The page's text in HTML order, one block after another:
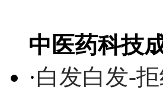
中医药科技
·白发白发-